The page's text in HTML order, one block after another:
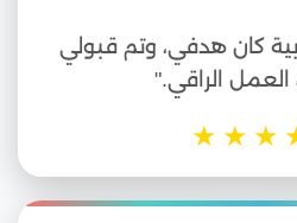
كان هدفي، وتم قبولي
العمل الراقي."
★
★
★